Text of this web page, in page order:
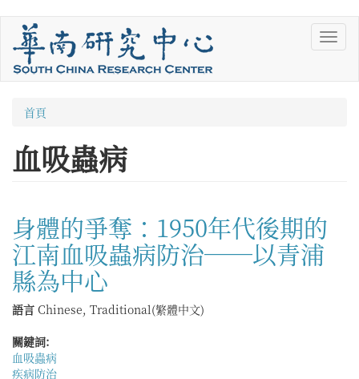
您
在
這
首頁
血吸蟲病
身體的爭奪：1950年代後期的
江南血吸蟲病防治──以青浦
縣為中心
語言 Chinese, Traditional(繁體中文)
關鍵詞:
血吸蟲病
疾病防治